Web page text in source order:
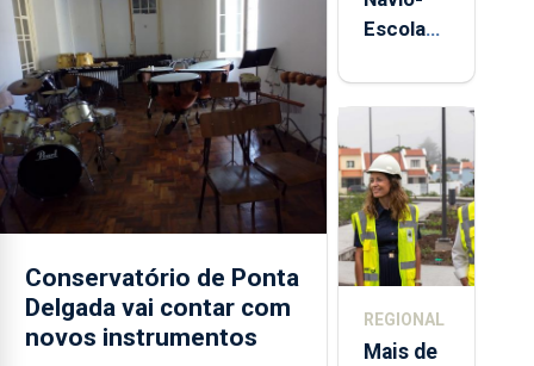
Conservatório de Ponta
Delgada vai contar com
novos instrumentos
Escola
está de
aos
Açores
REGIONAL
Mais de